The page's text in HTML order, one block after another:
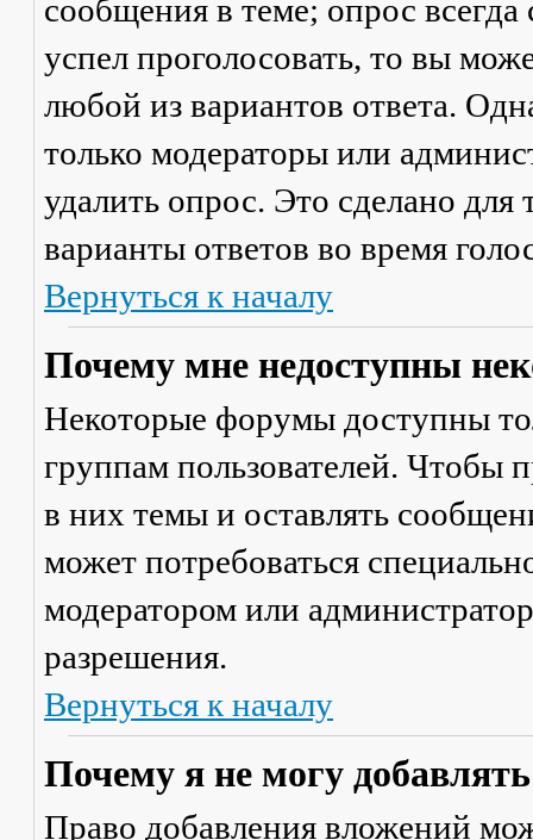
сообщения в теме; опрос
успел проголосовать, то вы
любой из вариантов ответа.
только модераторы или
удалить опрос. Это сделано для
варианты ответов во время
Вернуться к началу
Почему мне недоступны
Некоторые форумы доступны
группам пользователей. Чтобы
в них темы и оставлять
может потребоваться
модератором или
разрешения.
Вернуться к началу
Почему я не могу
Право добавления вложений